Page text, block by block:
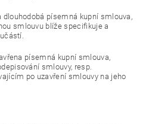
písemná kupní smlouva,
smlouvu blíže specifikuje a
písemná kupní smlouva,
smlouvy, resp.
po uzavření smlouvy na jeho